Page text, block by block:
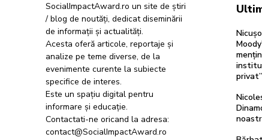
SocialImpactAward.ro un site de știri
/ blog de noutăți, dedicat diseminării
de informații și actualități.
Acesta oferă articole, reportaje și
analize pe teme diverse, de la
evenimente curente la subiecte
specifice de interes.
Este un spațiu digital pentru
informare și educație.
Contactati-ne oricand la adresa:
contact@SocialImpactAward.ro
privat”